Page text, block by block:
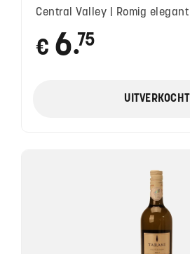
Central Valley | Romig elegant
€ 6●
75
UITVERKOCHT